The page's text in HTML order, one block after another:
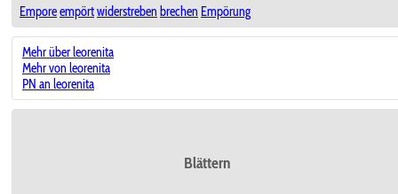
Emporeempörtwiderstreben brechen Empörung
Mehr über leorenita
Mehr von leorenita
PN an leorenita
Blättern